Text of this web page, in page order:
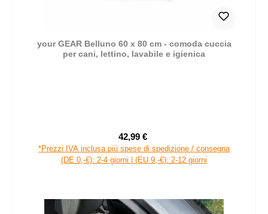
your GEAR Belluno 60 x 80 cm - comoda cuccia
per cani, lettino, lavabile e igienica
Prezzo di vendita:
42,99 €
*Prezzi IVA inclusa più spese di spedizione / consegna
(DE 0,-€): 2-4 giorni | (EU 9,-€): 2-12 giorni